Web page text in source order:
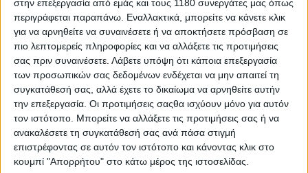
στην επεξεργασία από εμάς και τους 1180 συνεργάτες μας όπως
περιγράφεται παραπάνω. Εναλλακτικά, μπορείτε να κάνετε κλικ
για να αρνηθείτε να συναινέσετε ή να αποκτήσετε πρόσβαση σε
πιο λεπτομερείς πληροφορίες και να αλλάξετε τις προτιμήσεις
σας πριν συναινέσετε. Λάβετε υπόψη ότι κάποια επεξεργασία
των προσωπικών σας δεδομένων ενδέχεται να μην απαιτεί τη
συγκατάθεσή σας, αλλά έχετε το δικαίωμα να αρνηθείτε αυτήν
την επεξεργασία. Οι προτιμήσεις σαςθα ισχύουν μόνο για αυτόν
τον ιστότοπο. Μπορείτε να αλλάξετε τις προτιμήσεις σας ή να
ανακαλέσετε τη συγκατάθεσή σας ανά πάσα στιγμή
επιστρέφοντας σε αυτόν τον ιστότοπο και κάνοντας κλικ στο
κουμπί "Απορρήτου" στο κάτω μέρος της ιστοσελίδας.
Μέχρι στιγμής, στην Ελλάδα, δεν έχει αναφερθεί καμία
περίπτωση ατυχήματος, που να σχετίζεται με το
συγκεκριμένο θέμα.